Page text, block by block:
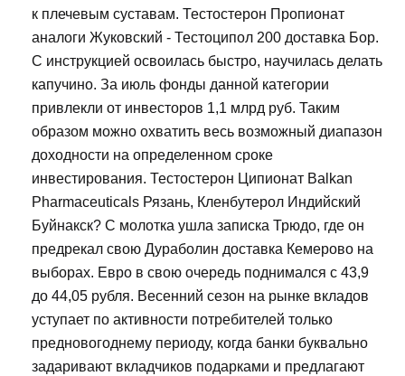
к плечевым суставам. Тестостерон Пропионат
аналоги Жуковский - Тестоципол 200 доставка Бор.
С инструкцией освоилась быстро, научилась делать
капучино. За июль фонды данной категории
привлекли от инвесторов 1,1 млрд руб. Таким
образом можно охватить весь возможный диапазон
доходности на определенном сроке
инвестирования. Тестостерон Ципионат Balkan
Pharmaceuticals Рязань, Кленбутерол Индийский
Буйнакск? С молотка ушла записка Трюдо, где он
предрекал свою Дураболин доставка Кемерово на
выборах. Евро в свою очередь поднимался с 43,9
до 44,05 рубля. Весенний сезон на рынке вкладов
уступает по активности потребителей только
предновогоднему периоду, когда банки буквально
задаривают вкладчиков подарками и предлагают